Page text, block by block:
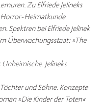
Zu Elfriede Jelineks
Horror-Heimatkunde
Spektren bei Elfriede Jelinek
Überwachungsstaat: »The
Jelineks
und Söhne. Konzepte
»Die Kinder der Toten«